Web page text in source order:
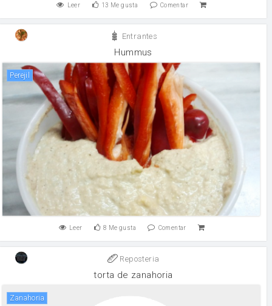
Leer 13 Me gusta Comentar
Entrantes
Hummus
perejil
Leer 8 Me gusta Comentar
Reposteria
torta de zanahoria
zanahoria